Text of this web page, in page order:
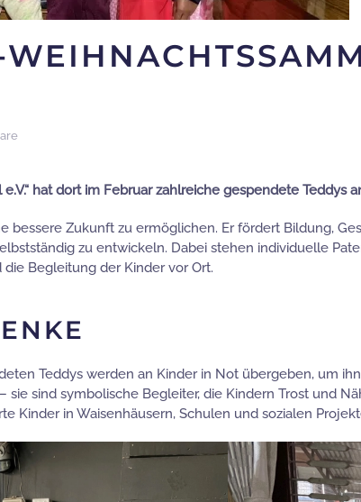
zu
Little
in
Nepal
angekommen
hat dort im Februar zahlreiche gespendete Teddys
bessere Zukunft zu ermöglichen. Er fördert Bildung,
zu entwickeln. Dabei stehen individuelle
Begleitung der Kinder vor Ort.
Teddys werden an Kinder in Not übergeben, um
sind symbolische Begleiter, die Kindern Trost und
Kinder in Waisenhäusern, Schulen und sozialen